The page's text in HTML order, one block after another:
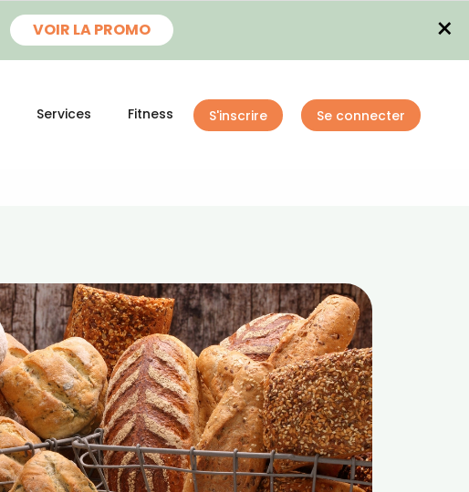
VOIR LA PROMO ×
Services Fitness S'inscrire Se connecter